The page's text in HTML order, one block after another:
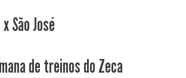
x São José
de treinos do Zeca